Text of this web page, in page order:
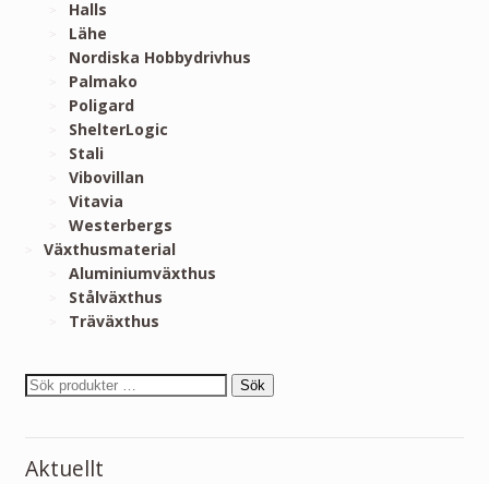
Halls
Lähe
Nordiska Hobbydrivhus
Palmako
Poligard
ShelterLogic
Stali
Vibovillan
Vitavia
Westerbergs
Växthusmaterial
Aluminiumväxthus
Stålväxthus
Träväxthus
Sök
Aktuellt